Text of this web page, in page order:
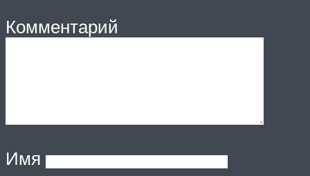
Комментарий
Имя